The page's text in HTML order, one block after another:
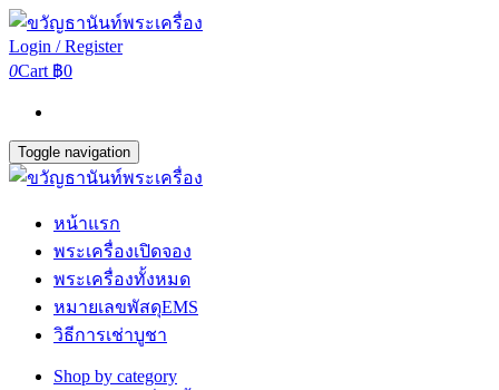
Login / Register
0Cart ฿0
Toggle navigation
หน้าแรก
พระเครื่องเปิดจอง
พระเครื่องทั้งหมด
หมายเลขพัสดุEMS
วิธีการเช่าบูชา
Shop by category